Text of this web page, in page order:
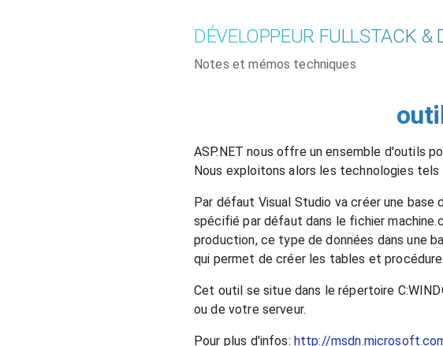
DÉVELOPPEUR FULLSTACK &
Notes et mémos techniques
ASP.NET nous offre un ensemble d'outils
Nous exploitons alors les technologies
Par défaut Visual Studio va créer une
spécifié par défaut dans le fichier
production, ce type de données dans une
qui permet de créer les tables et
Cet outil se situe dans le répertoire
ou de votre serveur.
Pour plus d'infos: http://